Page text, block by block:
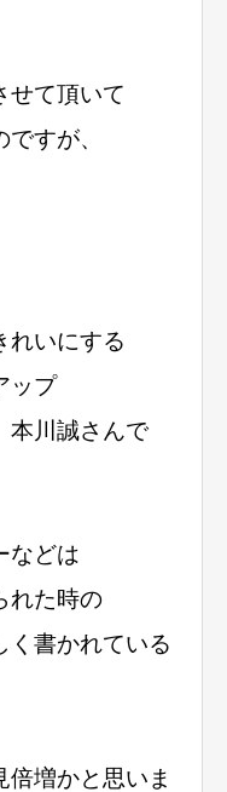
せて頂いて
すが、
れいにする
ップ
川誠さんで
などは
れた時の
く書かれている
倍増かと思いま